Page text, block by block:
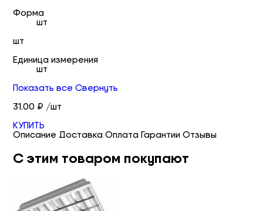
Форма
шт
шт
Единица измерения
шт
Показать все Свернуть
31.00 ₽ /шт
КУПИТЬ
Описание Доставка Оплата Гарантии Отзывы
С этим товаром покупают